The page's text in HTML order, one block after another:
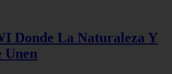
Donde La Naturaleza Y
Unen